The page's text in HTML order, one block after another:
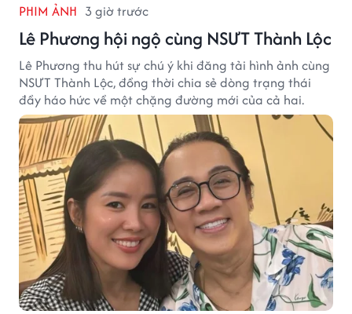
PHIM ẢNH 3 giờ trước
Lê Phương hội ngộ cùng NSƯT Thành Lộc
Lê Phương thu hút sự chú ý khi đăng tải hình ảnh cùng
NSƯT Thành Lộc, đồng thời chia sẻ dòng trạng thái
đầy háo hức về một chặng đường mới của cả hai.